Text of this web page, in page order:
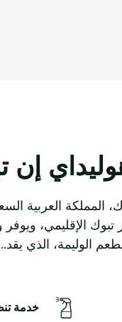
إن
المملكة العربية
تبوك الإقليمي،
الوليمة، الذي يقد
خدمة